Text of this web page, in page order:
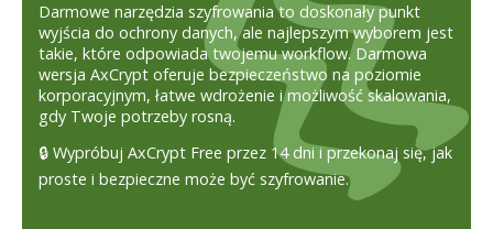
Darmowe narzędzia szyfrowania to doskonały punkt
wyjścia do ochrony danych, ale najlepszym wyborem jest
takie, które odpowiada twojemu workflow. Darmowa
wersja AxCrypt oferuje bezpieczeństwo na poziomie
korporacyjnym, łatwe wdrożenie i możliwość skalowania,
gdy Twoje potrzeby rosną.
🔒 Wypróbuj AxCrypt Free przez 14 dni i przekonaj się, jak
proste i bezpieczne może być szyfrowanie.